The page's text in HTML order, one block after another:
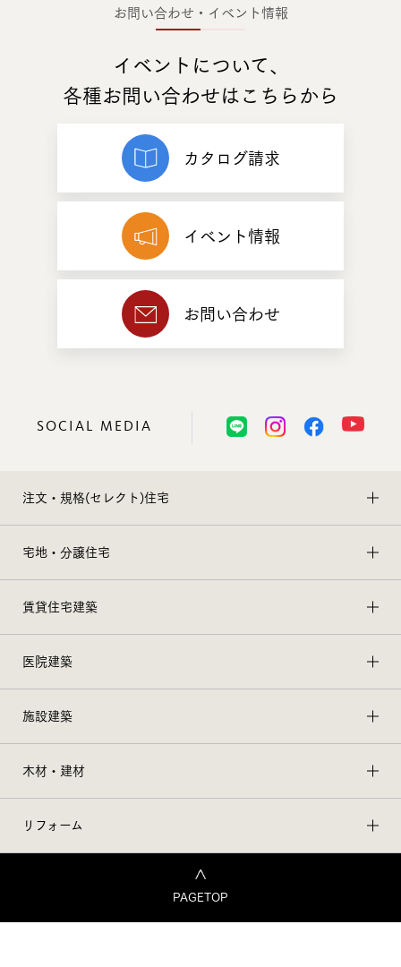
お問い合わせ・イベント情報
イベントについて、
各種お問い合わせはこちらから
カタログ請求
イベント情報
お問い合わせ
SOCIAL MEDIA
注文・規格(セレクト)住宅
宅地・分譲住宅
賃貸住宅建築
医院建築
施設建築
木材・建材
リフォーム
PAGETOP